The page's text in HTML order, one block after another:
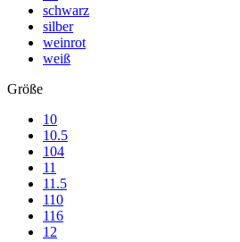
schwarz
silber
weinrot
weiß
Größe
10
10.5
104
11
11.5
110
116
12